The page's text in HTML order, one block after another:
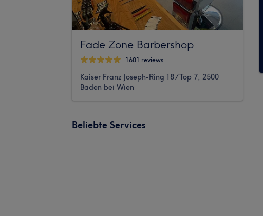
Fade Zone Barbershop
1601 reviews
Kaiser Franz Joseph-Ring 18 /Top 7, 2500
Baden bei Wien
Beliebte Services